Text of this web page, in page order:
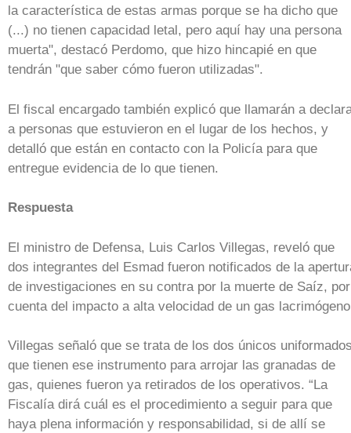
la característica de estas armas porque se ha dicho que
(...) no tienen capacidad letal, pero aquí hay una persona
muerta", destacó Perdomo, que hizo hincapié en que
tendrán "que saber cómo fueron utilizadas".
El fiscal encargado también explicó que llamarán a
a personas que estuvieron en el lugar de los hechos, y
detalló que están en contacto con la Policía para que
entregue evidencia de lo que tienen.
Respuesta
El ministro de Defensa, Luis Carlos Villegas, reveló que
dos integrantes del Esmad fueron notificados de la
de investigaciones en su contra por la muerte de Saíz, por
cuenta del impacto a alta velocidad de un gas
Villegas señaló que se trata de los dos únicos
que tienen ese instrumento para arrojar las granadas de
gas, quienes fueron ya retirados de los operativos. “La
Fiscalía dirá cuál es el procedimiento a seguir para que
haya plena información y responsabilidad, si de allí se